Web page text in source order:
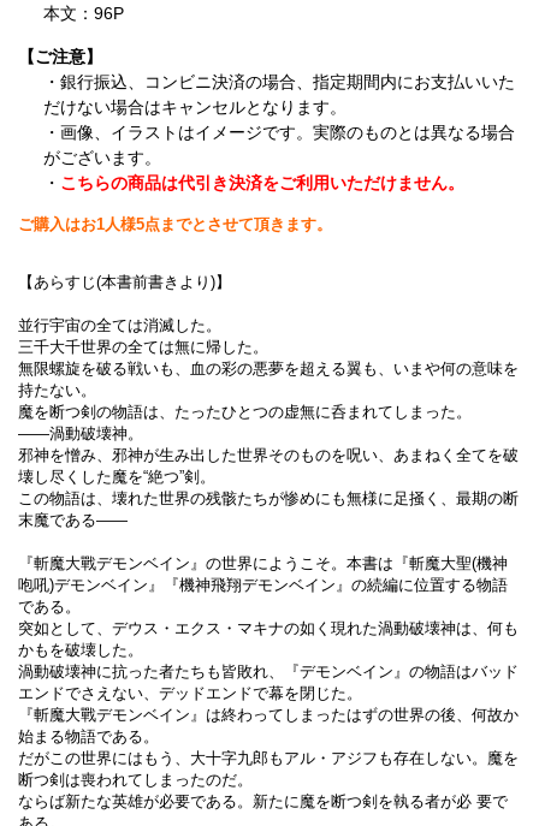
本文：96P
【ご注意】
・銀行振込、コンビニ決済の場合、指定期間内にお支払いいた
だけない場合はキャンセルとなります。
・画像、イラストはイメージです。実際のものとは異なる場合
がございます。
・ こちらの商品は代引き決済をご利用いただけません。
ご購入はお1人様5点までとさせて頂きます。
【あらすじ(本書前書きより)】
並行宇宙の全ては消滅した。
三千大千世界の全ては無に帰した。
無限螺旋を破る戦いも、血の彩の悪夢を超える翼も、いまや何の意味を
持たない。
魔を断つ剣の物語は、たったひとつの虚無に呑まれてしまった。
――渦動破壊神。
邪神を憎み、邪神が生み出した世界そのものを呪い、あまねく全てを破
壊し尽くした魔を“絶つ”剣。
この物語は、壊れた世界の残骸たちが惨めにも無様に足掻く、最期の断
末魔である――
『斬魔大戰デモンベイン』の世界にようこそ。本書は『斬魔大聖(機神
咆吼)デモンベイン』『機神飛翔デモンベイン』の続編に位置する物語
である。
突如として、デウス・エクス・マキナの如く現れた渦動破壊神は、何も
かもを破壊した。
渦動破壊神に抗った者たちも皆敗れ、『デモンベイン』の物語はバッド
エンドでさえない、デッドエンドで幕を閉じた。
『斬魔大戰デモンベイン』は終わってしまったはずの世界の後、何故か
始まる物語である。
だがこの世界にはもう、大十字九郎もアル・アジフも存在しない。魔を
断つ剣は喪われてしまったのだ。
ならば新たな英雄が必要である。新たに魔を断つ剣を執る者が必 要で